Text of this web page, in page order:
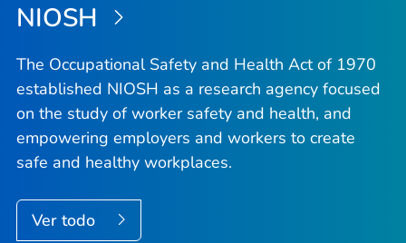
NIOSH
The Occupational Safety and Health Act of 1970
established NIOSH as a research agency focused
on the study of worker safety and health, and
empowering employers and workers to create
safe and healthy workplaces.
Ver todo